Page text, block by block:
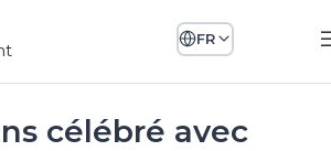
FR
célébré avec